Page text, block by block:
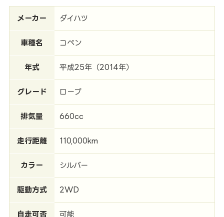
メーカー ダイハツ
車種名 コペン
年式 平成25年（2014年）
グレード ローブ
排気量 660cc
走行距離 110,000km
カラー シルバー
駆動方式 2WD
自走可否 可能